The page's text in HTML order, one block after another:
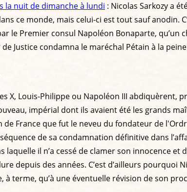
la nuit de dimanche à lundi : Nicolas Sarkozy a
ce monde, mais celui-ci est tout sauf anodin.
le Premier consul Napoléon Bonaparte, qu’un
Justice condamna le maréchal Pétain à la
X, Louis-Philippe ou Napoléon III abdiquèrent,
impérial dont ils avaient été les grands
de France que fut le neveu du fondateur de
de sa condamnation définitive dans
laquelle il n’a cessé de clamer son innocence
depuis des années. C’est d’ailleurs pourquoi
terme, qu’à une éventuelle révision de son